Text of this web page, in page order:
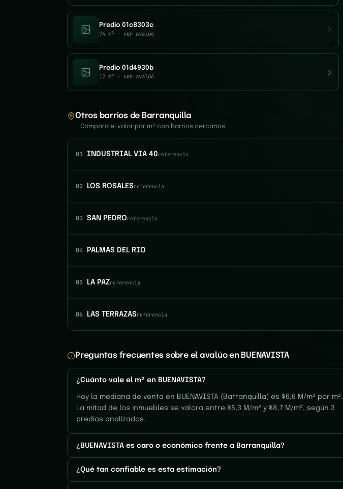
Predio 01c8303c
74 m² · ver avalúo
Predio 01d4930b
12 m² · ver avalúo
Otros barrios de Barranquilla
Compara el valor por m² con barrios cercanos.
01 INDUSTRIAL VIA 40referencia
02 LOS ROSALESreferencia
03 SAN PEDROreferencia
04 PALMAS DEL RIO
05 LA PAZreferencia
06 LAS TERRAZASreferencia
Preguntas frecuentes sobre el avalúo en BUENAVISTA
¿Cuánto vale el m² en BUENAVISTA?
Hoy la mediana de venta en BUENAVISTA (Barranquilla) es $6,6 M/m² por m².
La mitad de los inmuebles se valora entre $5,3 M/m² y $8,7 M/m², según 3
predios analizados.
¿BUENAVISTA es caro o económico frente a Barranquilla?
¿Qué tan confiable es esta estimación?